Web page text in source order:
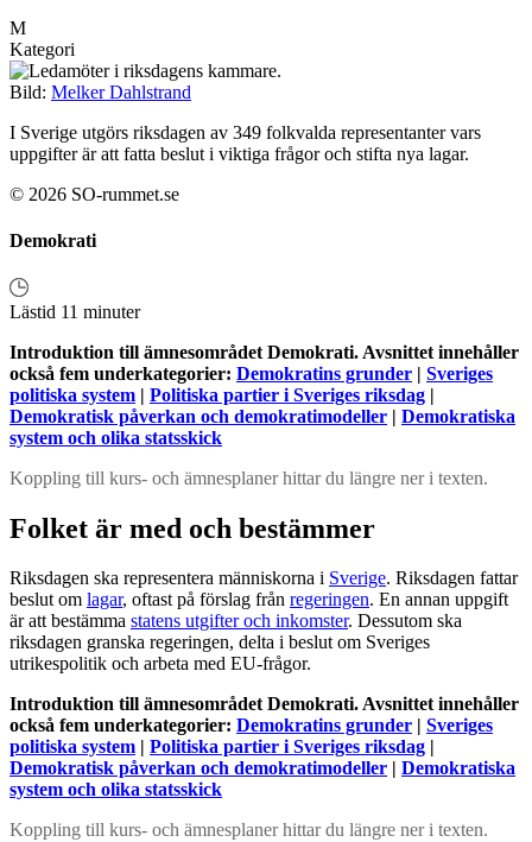
M
Kategori
Bild: Melker Dahlstrand
I Sverige utgörs riksdagen av 349 folkvalda representanter vars
uppgifter är att fatta beslut i viktiga frågor och stifta nya lagar.
© 2026 SO-rummet.se
Demokrati
Lästid 11 minuter
Introduktion till ämnesområdet Demokrati. Avsnittet innehåller
också fem underkategorier: Demokratins grunder | Sveriges
politiska system | Politiska partier i Sveriges riksdag |
Demokratisk påverkan och demokratimodeller | Demokratiska
system och olika statsskick
Koppling till kurs- och ämnesplaner hittar du längre ner i texten.
Folket är med och bestämmer
Riksdagen ska representera människorna i Sverige. Riksdagen fattar
beslut om lagar, oftast på förslag från regeringen. En annan uppgift
är att bestämma statens utgifter och inkomster. Dessutom ska
riksdagen granska regeringen, delta i beslut om Sveriges
utrikespolitik och arbeta med EU-frågor.
Introduktion till ämnesområdet Demokrati. Avsnittet innehåller
också fem underkategorier: Demokratins grunder | Sveriges
politiska system | Politiska partier i Sveriges riksdag |
Demokratisk påverkan och demokratimodeller | Demokratiska
system och olika statsskick
Koppling till kurs- och ämnesplaner hittar du längre ner i texten.